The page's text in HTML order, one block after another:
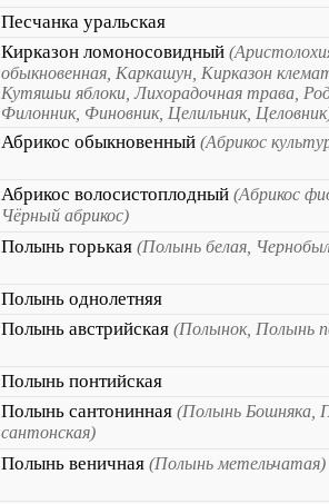
Песчанка уральская
Кирказон ломоносовидный
обыкновенная, Каркашун, Кирказон
Кутяшьи яблоки, Лихорадочная трава,
Филонник, Финовник, Целильник,
Абрикос обыкновенный (Абрикос
Абрикос волосистоплодный (Абрикос
Чёрный абрикос)
Полынь горькая (Полынь белая,
Полынь однолетняя
Полынь австрийская (Полынок, Полынь
Полынь понтийская
Полынь сантонинная (Полынь Бошняка,
сантонская)
Полынь веничная (Полынь метельчатая)